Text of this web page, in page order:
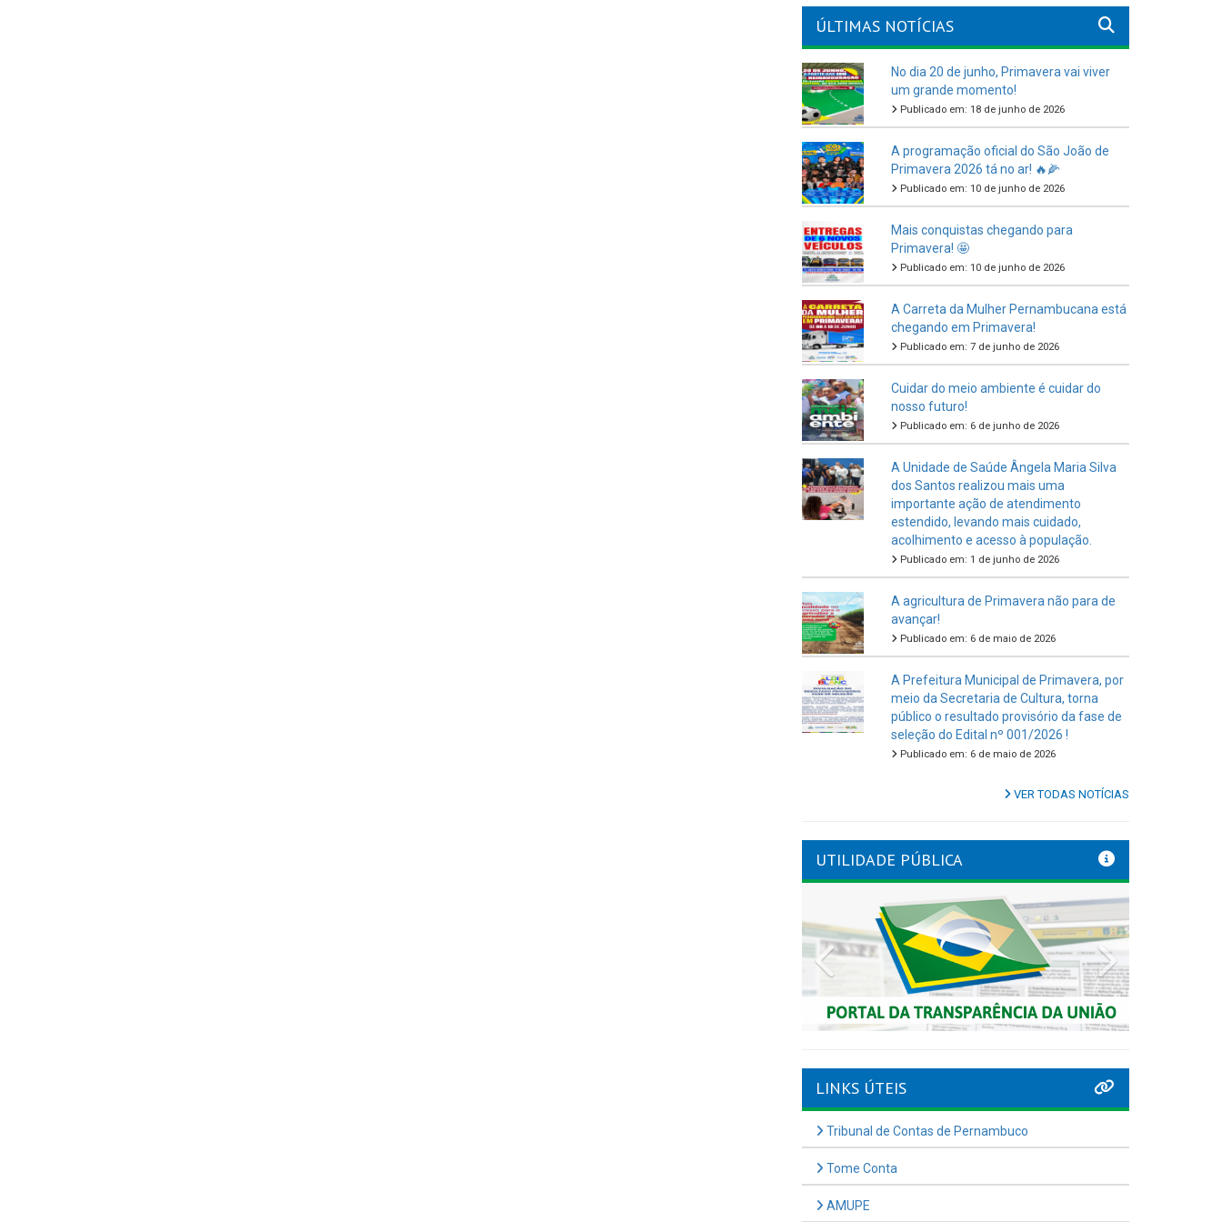
ÚLTIMAS NOTÍCIAS
No dia 20 de junho, Primavera vai viver
um grande momento!
Publicado em: 18 de junho de 2026
A programação oficial do São João de
Primavera 2026 tá no ar! 🔥🌽
Publicado em: 10 de junho de 2026
Mais conquistas chegando para
Primavera! 🤩
Publicado em: 10 de junho de 2026
A Carreta da Mulher Pernambucana está
chegando em Primavera!
Publicado em: 7 de junho de 2026
Cuidar do meio ambiente é cuidar do
nosso futuro!
Publicado em: 6 de junho de 2026
A Unidade de Saúde Ângela Maria Silva
dos Santos realizou mais uma
importante ação de atendimento
estendido, levando mais cuidado,
acolhimento e acesso à população.
Publicado em: 1 de junho de 2026
A agricultura de Primavera não para de
avançar!
Publicado em: 6 de maio de 2026
A Prefeitura Municipal de Primavera, por
meio da Secretaria de Cultura, torna
público o resultado provisório da fase de
seleção do Edital nº 001/2026 !
Publicado em: 6 de maio de 2026
VER TODAS NOTÍCIAS
UTILIDADE PÚBLICA
Previous
LINKS ÚTEIS
Tribunal de Contas de Pernambuco
Tome Conta
AMUPE